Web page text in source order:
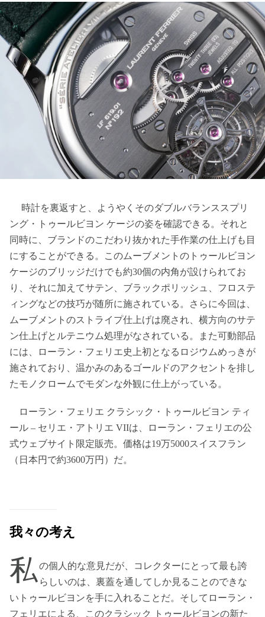
時計を裏返すと、ようやくそのダブルバランススプリ
ング・トゥールビヨン ケージの姿を確認できる。それと
同時に、ブランドのこだわり抜かれた手作業の仕上げも目
にすることができる。このムーブメントのトゥールビヨン
ケージのブリッジだけでも約30個の内角が設けられてお
り、それに加えてサテン、ブラックポリッシュ、フロステ
ィングなどの技巧が随所に施されている。さらに今回は、
ムーブメントのストライプ仕上げは廃され、横方向のサテ
ン仕上げとルテニウム処理がなされている。また可動部品
には、ローラン・フェリエ史上初となるロジウムめっきが
施されており、温かみのあるゴールドのアクセントを排し
たモノクロームでモダンな外観に仕上がっている。
ローラン・フェリエ クラシック・トゥールビヨン ティ
ール – セリエ・アトリエ VIIは、ローラン・フェリエの公
式ウェブサイト限定販売。価格は19万5000スイスフラン
（日本円で約3600万円）だ。
我々の考え
私の個人的な意見だが、コレクターにとって最も誇
らしいのは、裏蓋を通してしか見ることのできな
いトゥールビヨンを手に入れることだ。そしてローラン・
フェリエによる、このクラシック トゥールビヨンの新た